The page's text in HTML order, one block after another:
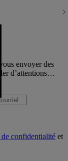
envoyer des
d’attentions…
confidentialité et